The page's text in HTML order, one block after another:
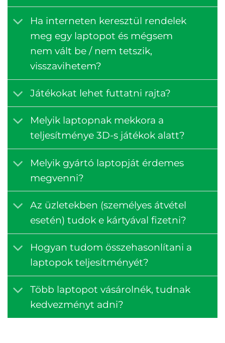
Ha interneten keresztül rendelek
meg egy laptopot és mégsem
nem vált be / nem tetszik,
visszavihetem?
Játékokat lehet futtatni rajta?
Melyik laptopnak mekkora a
teljesítménye 3D-s játékok alatt?
Melyik gyártó laptopját érdemes
megvenni?
Az üzletekben (személyes átvétel
esetén) tudok e kártyával fizetni?
Hogyan tudom összehasonlítani a
laptopok teljesítményét?
Több laptopot vásárolnék, tudnak
kedvezményt adni?